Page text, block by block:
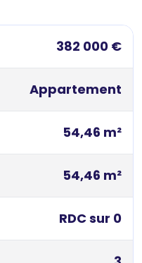
382 000 €
Appartement
54,46 m²
54,46 m²
RDC sur 0